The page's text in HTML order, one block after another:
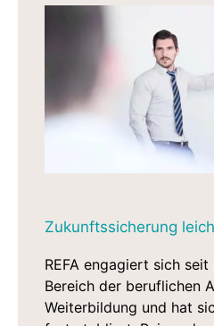
Zukunftssicherung
REFA engagiert sich
Bereich der beruflichen
Weiterbildung und hat